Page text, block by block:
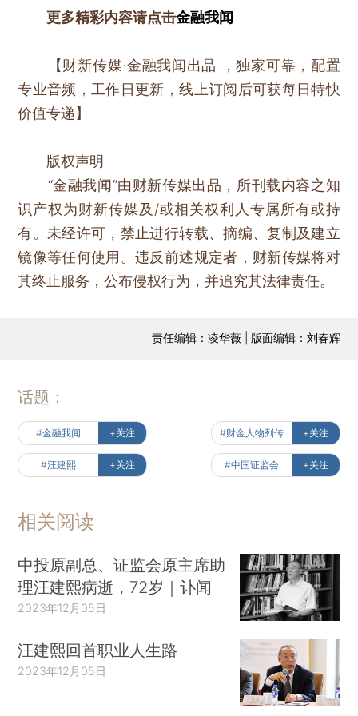
更多精彩内容请点击金融我闻
【财新传媒·金融我闻出品 ，独家可靠，配置
专业音频，工作日更新，线上订阅后可获每日特快
价值专递】
版权声明
“金融我闻”由财新传媒出品，所刊载内容之知
识产权为财新传媒及/或相关权利人专属所有或持
有。未经许可，禁止进行转载、摘编、复制及建立
镜像等任何使用。违反前述规定者，财新传媒将对
其终止服务，公布侵权行为，并追究其法律责任。
责任编辑：凌华薇 | 版面编辑：刘春辉
话题：
#金融我闻 +关注 #财金人物列传 +关注
#汪建熙 +关注 #中国证监会 +关注
相关阅读
中投原副总、证监会原主席助
理汪建熙病逝，72岁｜讣闻
2023年12月05日
汪建熙回首职业人生路
2023年12月05日